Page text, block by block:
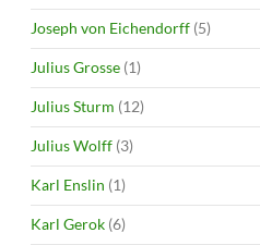
Joseph von Eichendorff (5)
Julius Grosse (1)
Julius Sturm (12)
Julius Wolff (3)
Karl Enslin (1)
Karl Gerok (6)